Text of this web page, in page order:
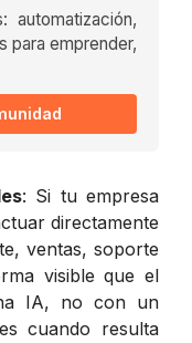
automatización,
para emprender,
: Si tu empresa
directamente
ventas, soporte
visible que el
IA, no con un
cuando resulta